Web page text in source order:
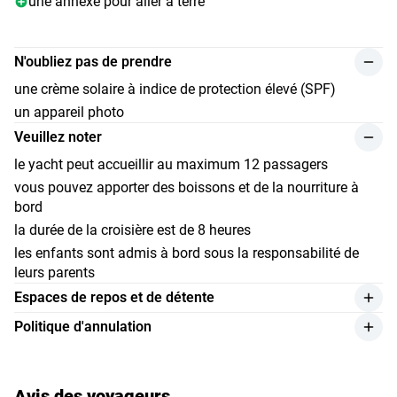
N'oubliez pas de prendre
une crème solaire à indice de protection élevé (SPF)
un appareil photo
Veuillez noter
le yacht peut accueillir au maximum 12 passagers
vous pouvez apporter des boissons et de la nourriture à
bord
la durée de la croisière est de 8 heures
les enfants sont admis à bord sous la responsabilité de
leurs parents
Espaces de repos et de détente
salon spacieux avec une petite cuisine
Politique d'annulation
est effectuée au moins 60 jours avant l'événement ;